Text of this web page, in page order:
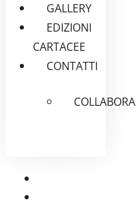
GALLERY
EDIZIONI
CARTACEE
CONTATTI
COLLABORA